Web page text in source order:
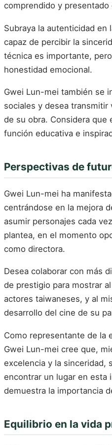
comprendido y presentado
Subraya la autenticidad en
capaz de percibir la
técnica es importante,
honestidad emocional.
Gwei Lun-mei también se
sociales y desea
de su obra. Considera que
función educativa e
Perspectivas de
Gwei Lun-mei ha
centrándose en la mejora
asumir personajes cada
plantea, en el momento
como directora.
Desea colaborar con más
de prestigio para mostrar
actores taiwaneses, y al
desarrollo del cine de su
Como representante de la
Gwei Lun-mei cree que,
excelencia y la sinceridad,
encontrar un lugar en esta
demuestra la importancia
Equilibrio en la vida